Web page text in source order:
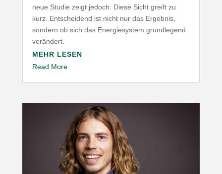
neue Studie zeigt jedoch: Diese Sicht greift zu
kurz. Entscheidend ist nicht nur das Ergebnis,
sondern ob sich das Ener­gie­system grund­legend
verändert.
MEHR LESEN
Read More